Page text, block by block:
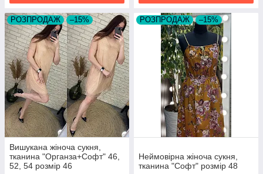
РОЗПРОДАЖ –15%
Вишукана жіноча сукня,
тканина "Органза+Софт" 46,
52, 54 розмір 46
РОЗПРОДАЖ –15%
Неймовірна жіноча сукня,
тканина "Софт" розмір 48